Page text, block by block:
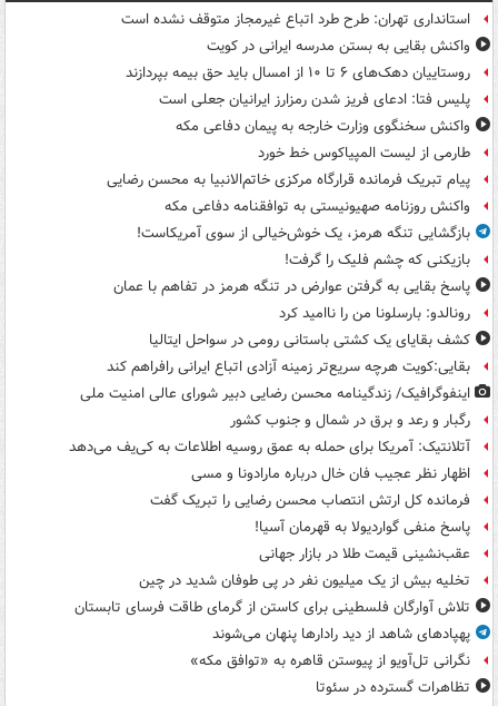
استانداری تهران: طرح طرد اتباع غیرمجاز متوقف نشده است
واکنش بقایی به بستن مدرسه ایرانی در کویت
روستاییان دهک‌های ۶ تا ۱۰ از امسال باید حق بیمه بپردازند
پلیس فتا: ادعای فریز شدن رمزارز ایرانیان جعلی است
واکنش سخنگوی وزارت خارجه به پیمان دفاعی مکه
طارمی از لیست المپیاکوس خط خورد
پیام تبریک فرمانده قرارگاه مرکزی خاتم‌الانبیا به محسن رضایی
واکنش روزنامه صهیونیستی به توافقنامه دفاعی مکه
بازگشایی تنگه هرمز، یک خوش‌خیالی از سوی آمریکاست!
بازیکنی که چشم فلیک را گرفت!
پاسخ بقایی به گرفتن عوارض در تنگه هرمز در تفاهم با عمان
رونالدو: بارسلونا من را ناامید کرد
کشف بقایای یک کشتی باستانی رومی در سواحل ایتالیا
بقایی:کویت هرچه سریع‌تر زمینه آزادی اتباع ایرانی رافراهم کند
اینفوگرافیک/ زندگینامه محسن رضایی دبیر شورای عالی امنیت‌ ملی
رگبار و رعد و برق در شمال و جنوب کشور
آتلانتیک: آمریکا برای حمله به عمق روسیه اطلاعات به کی‌یف می‌دهد
اظهار نظر عجیب فان خال درباره مارادونا و مسی
فرمانده کل ارتش انتصاب محسن رضایی را تبریک گفت
پاسخ منفی گواردیولا به قهرمان آسیا!
عقب‌نشینی قیمت طلا در بازار جهانی
تخلیه بیش از یک میلیون نفر در پی طوفان شدید در چین
تلاش آوارگان فلسطینی برای کاستن از گرمای طاقت فرسای تابستان
پهپادهای شاهد از دید رادارها پنهان می‌شوند
نگرانی تل‌آویو از پیوستن قاهره به «توافق مکه»
تظاهرات گسترده در سئوتا